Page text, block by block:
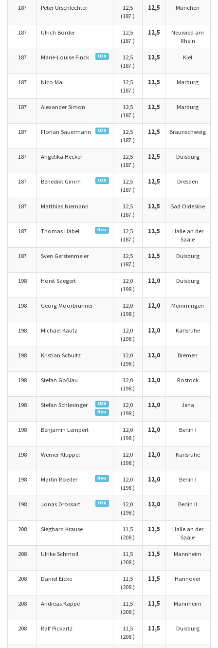
187 Peter Urschlechter
12,5
(187.)
12,5 München
187 Ulrich Börder
12,5
(187.)
12,5
Neuwied am
Rhein
187 Marie-Louise Finck U30
12,5
(187.)
12,5 Kiel
187 Nico Mai
12,5
(187.)
12,5 Marburg
187 Alexander Simon
12,5
(187.)
12,5 Marburg
187 Florian Sauermann U30
12,5
(187.)
12,5 Braunschweig
187 Angelika Hecker
12,5
(187.)
12,5 Duisburg
187 Benedikt Gimm U30
12,5
(187.)
12,5 Dresden
187 Matthias Niemann
12,5
(187.)
12,5 Bad Oldesloe
187 Thomas Habel Neu
12,5
(187.)
12,5
Halle an der
Saale
187 Sven Gerstenmeier
12,5
(187.)
12,5 Duisburg
198 Horst Saegert
12,0
(198.)
12,0 Duisburg
198 Georg Moorbrunner
12,0
(198.)
12,0 Memmingen
198 Michael Kautz
12,0
(198.)
12,0 Karlsruhe
198 Kristian Schultz
12,0
(198.)
12,0 Bremen
198 Stefan Goßlau
12,0
(198.)
12,0 Rostock
198 Stefan Schlesinger
U30
Neu
12,0
(198.)
12,0 Jena
198 Benjamin Lempert
12,0
(198.)
12,0 Berlin I
198 Werner Klüppel
12,0
(198.)
12,0 Karlsruhe
198 Martin Roeder Neu
12,0
(198.)
12,0 Berlin I
198 Jonas Drossart U30
12,0
(198.)
12,0 Berlin II
208 Sieghard Krause
11,5
(208.)
11,5
Halle an der
Saale
208 Ulrike Schmoll
11,5
(208.)
11,5 Mannheim
208 Daniel Eicke
11,5
(208.)
11,5 Hannover
208 Andreas Kappe
11,5
(208.)
11,5 Mannheim
208 Ralf Pickartz
11,5
(208.)
11,5 Duisburg